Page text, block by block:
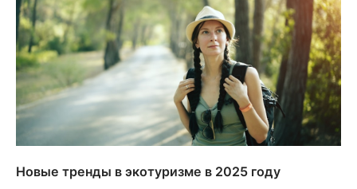
Новые тренды в экотуризме в 2025 году